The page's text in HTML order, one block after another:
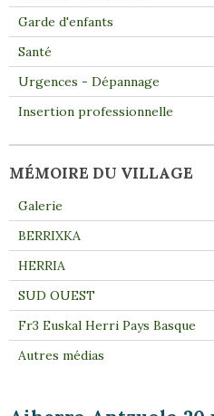
Garde d'enfants
Santé
Urgences - Dépannage
Insertion professionnelle
MÉMOIRE DU VILLAGE
Galerie
BERRIXKA
HERRIA
SUD OUEST
Fr3 Euskal Herri Pays Basque
Autres médias